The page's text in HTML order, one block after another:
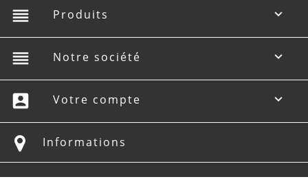
reorder Produits 
reorder Notre société 
account_box Votre compte 
Informations